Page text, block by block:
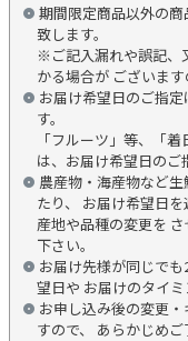
期間限定商品以外の
致します。
※ご記入漏れや誤記、
かる場合が ございます
お届け希望日のご指
す。
「フルーツ」等、「
は、お届け希望日のご
農産物・海産物など
たり、 お届け希望日
産地や品種の変更を
下さい。
お届け先様が同じで
望日や お届けのタイミ
お申し込み後の変更
すので、 あらかじめご